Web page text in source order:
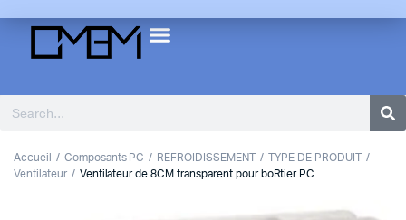
Accueil Composants PC REFROIDISSEMENT
TYPE DE PRODUIT
Ventilateur
Ventilateur de 8CM transparent pour boRtier PC